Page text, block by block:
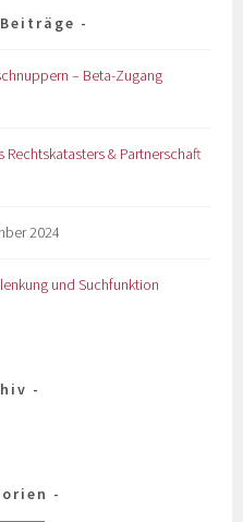
– Beta-Zugang
& Partnerschaft
2024
und Suchfunktion